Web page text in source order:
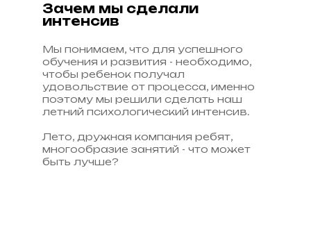
Зачем мы сделали
интенсив
Мы понимаем, что для успешного
обучения и развития - необходимо,
чтобы ребенок получал
удовольствие от процесса, именно
поэтому мы решили сделать наш
летний психологический интенсив.
Лето, дружная компания ребят,
многообразие занятий - что может
быть лучше?